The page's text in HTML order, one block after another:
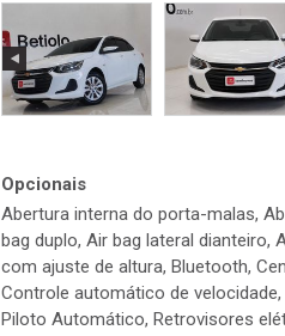
Opcionais
Abertura interna do porta-malas,
bag duplo, Air bag lateral
com ajuste de altura, Bluetooth,
Controle automático de velocidade,
Piloto Automático, Retrovisores